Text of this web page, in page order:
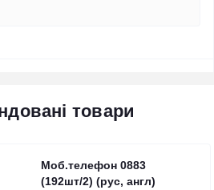
товари
Моб.телефон 0883
(192шт/2) (рус, англ)